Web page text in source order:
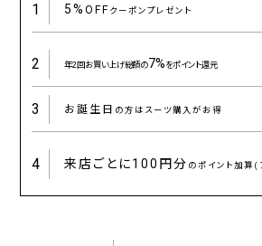
1 5%OFFクーポンプレゼント
2 年2回お買い上げ総額の7%をポイント還元
3 お誕生日 の方はスーツ購入がお得
4 来店ごとに100円分 のポイント加算(